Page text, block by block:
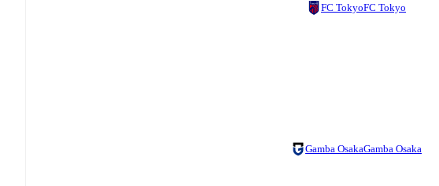
FC TokyoFC Tokyo
Gamba OsakaGamba Osaka